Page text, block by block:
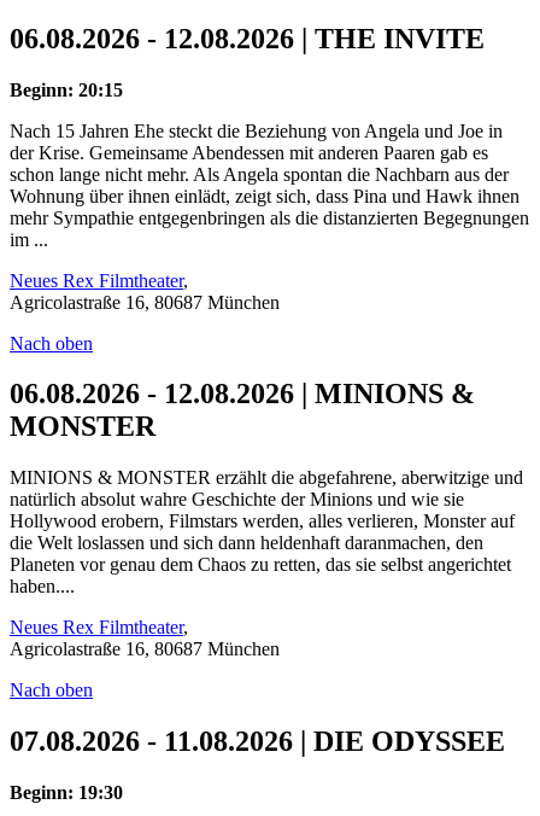
06.08.2026 - 12.08.2026 | THE INVITE
Beginn: 20:15
Nach 15 Jahren Ehe steckt die Beziehung von Angela und Joe in
der Krise. Gemeinsame Abendessen mit anderen Paaren gab es
schon lange nicht mehr. Als Angela spontan die Nachbarn aus der
Wohnung über ihnen einlädt, zeigt sich, dass Pina und Hawk ihnen
mehr Sympathie entgegenbringen als die distanzierten Begegnungen
im ...
Neues Rex Filmtheater,
Agricolastraße 16, 80687 München
Nach oben
06.08.2026 - 12.08.2026 | MINIONS &
MONSTER
MINIONS & MONSTER erzählt die abgefahrene, aberwitzige und
natürlich absolut wahre Geschichte der Minions und wie sie
Hollywood erobern, Filmstars werden, alles verlieren, Monster auf
die Welt loslassen und sich dann heldenhaft daranmachen, den
Planeten vor genau dem Chaos zu retten, das sie selbst angerichtet
haben....
Neues Rex Filmtheater,
Agricolastraße 16, 80687 München
Nach oben
07.08.2026 - 11.08.2026 | DIE ODYSSEE
Beginn: 19:30